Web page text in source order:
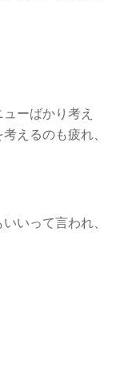
ーばかり考え
えるのも疲れ、
いって言われ、